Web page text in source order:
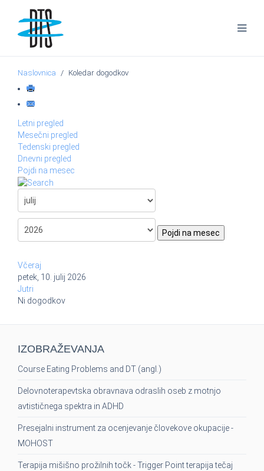
Naslovnica Koledar dogodkov
Letni pregled
Mesečni pregled
Tedenski pregled
Dnevni pregled
Pojdi na mesec
Pojdi na mesec
Včeraj
petek, 10. julij 2026
Jutri
Ni dogodkov
IZOBRAŽEVANJA
Course Eating Problems and DT (angl.)
Delovnoterapevtska obravnava odraslih oseb z motnjo
avtističnega spektra in ADHD
Presejalni instrument za ocenjevanje človekove okupacije -
MOHOST
Terapija mišišno prožilnih točk - Trigger Point terapija tečaj